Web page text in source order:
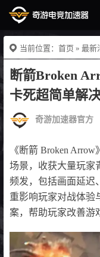
当前位置： 首页 » 最新
断箭Broken
卡死超简单解
奇游加速器官方
《断箭 Broken
场景，收获大量玩家
频发，包括画面延迟
重影响玩家对战体验
案，帮助玩家改善游